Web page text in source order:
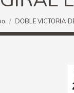
DOBLE VICTORIA